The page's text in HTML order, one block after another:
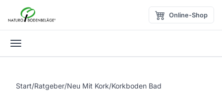
Zum Inhalt springen
Online-Shop
Menü öffnen
Start/Ratgeber/Neu Mit Kork/Korkboden Bad